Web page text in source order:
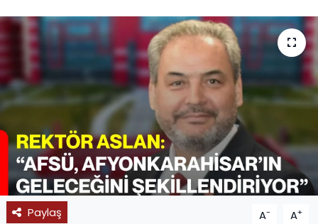
Paylaş A- A+
SPOR
11:11 MANŞET